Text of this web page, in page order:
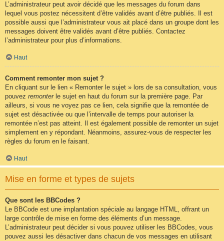
L’administrateur peut avoir décidé que les messages du forum dans
lequel vous postez nécessitent d’être validés avant d’être publiés. Il est
possible aussi que l’administrateur vous ait placé dans un groupe dont les
messages doivent être validés avant d’être publiés. Contactez
l’administrateur pour plus d’informations.
Haut
Comment remonter mon sujet ?
En cliquant sur le lien « Remonter le sujet » lors de sa consultation, vous
pouvez remonterle sujet en haut du forum sur la première page. Par
ailleurs, si vous ne voyez pas ce lien, cela signifie que la remontée de
sujet est désactivée ou que l’intervalle de temps pour autoriser la
remontée n’est pas atteint. Il est également possible de remonter un sujet
simplement en y répondant. Néanmoins, assurez-vous de respecter les
règles du forum en le faisant.
Haut
Mise en forme et types de sujets
Que sont les BBCodes ?
Le BBCode est une implantation spéciale au langage HTML, offrant un
large contrôle de mise en forme des éléments d’un message.
L’administrateur peut décider si vous pouvez utiliser les BBCodes, vous
pouvez aussi les désactiver dans chacun de vos messages en utilisant